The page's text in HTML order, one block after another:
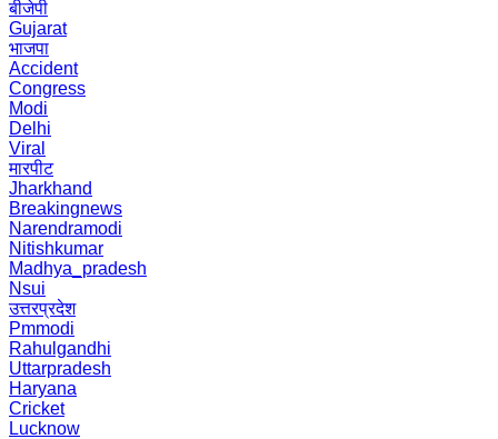
बीजेपी
Gujarat
भाजपा
Accident
Congress
Modi
Delhi
Viral
मारपीट
Jharkhand
Breakingnews
Narendramodi
Nitishkumar
Madhya_pradesh
Nsui
उत्तरप्रदेश
Pmmodi
Rahulgandhi
Uttarpradesh
Haryana
Cricket
Lucknow